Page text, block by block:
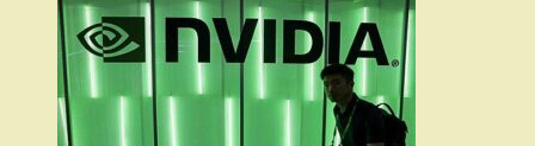
Разработчик
российской
игры
рассказал
о ее «отмене»
на Западе